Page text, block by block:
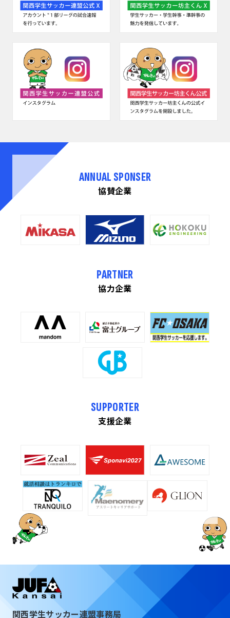
ANNUAL SPONSER
協賛企業
PARTNER
協力企業
SUPPORTER
支援企業
関西学生サッカー連盟事務局